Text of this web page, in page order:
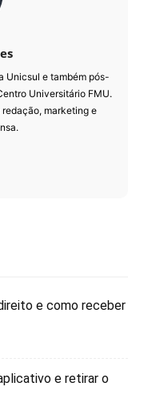
Unicsul e também pós-
Universitário FMU.
marketing e
e como receber
e retirar o